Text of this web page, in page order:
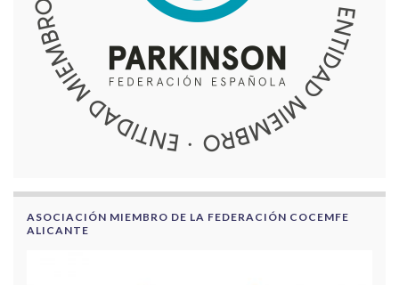
ASOCIACIÓN MIEMBRO DE LA FEDERACIÓN COCEMFE
ALICANTE